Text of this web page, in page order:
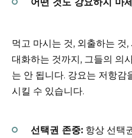
먹고 마시는 것, 외출하는 것
대화하는 것까지, 그들의 의
는 안 됩니다. 강요는 저항
시킬 수 있습니다.
선택권 존중: 항상 선택